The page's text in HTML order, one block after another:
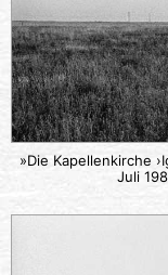
»Die Kapellenkirche
Juli